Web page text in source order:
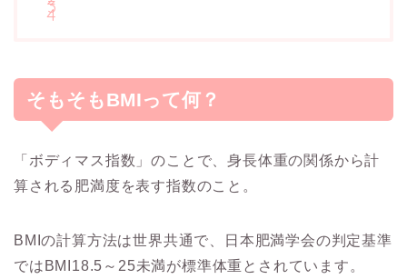
そもそもBMIって何？
「ボディマス指数」のことで、身長体重の関係から計
算される肥満度を表す指数のこと。
BMIの計算方法は世界共通で、日本肥満学会の判定基準
ではBMI18.5～25未満が標準体重とされています。